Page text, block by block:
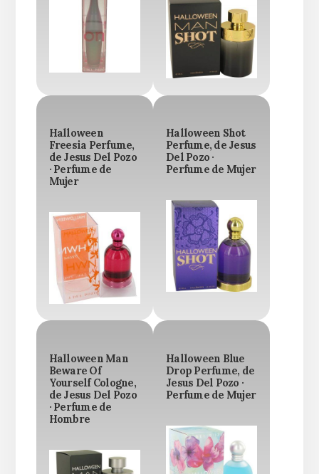
Halloween
Freesia Perfume,
de Jesus Del Pozo
· Perfume de
Mujer
Halloween Shot
Perfume, de Jesus
Del Pozo ·
Perfume de Mujer
Halloween Man
Beware Of
Yourself Cologne,
de Jesus Del Pozo
· Perfume de
Hombre
Halloween Blue
Drop Perfume, de
Jesus Del Pozo ·
Perfume de Mujer